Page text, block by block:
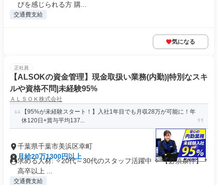
びを感じられる方 購...
交通費支給
気になる
正社員
【ALSOKの資金管理】現金取扱い業務(内勤)|特別なスキ
ルや資格不問|未経験95%
ＡＬＳＯＫ株式会社
【95%が未経験スタート！】入社1年目でも月収28万が可能に！年
休120日+賞与平均137...
千葉県千葉市美浜区幸町
月給20万1300円以上
求める人材: ✧20代～30代のスタッフ活躍中 ✧ 【必須条件】 *
高卒以上 ...
交通費支給